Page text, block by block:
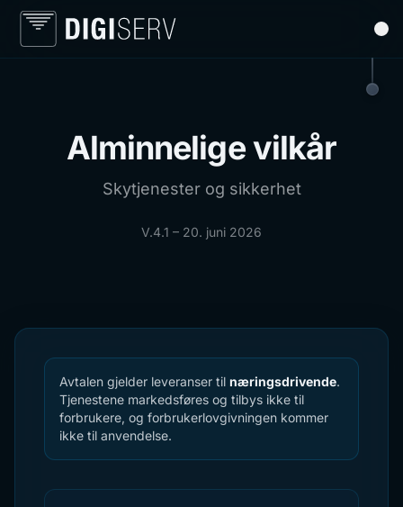
Alminnelige vilkår
Skytjenester og sikkerhet
V.4.1 – 20. juni 2026
Avtalen gjelder leveranser til næringsdrivende.
Tjenestene markedsføres og tilbys ikke til
forbrukere, og forbrukerlovgivningen kommer
ikke til anvendelse.